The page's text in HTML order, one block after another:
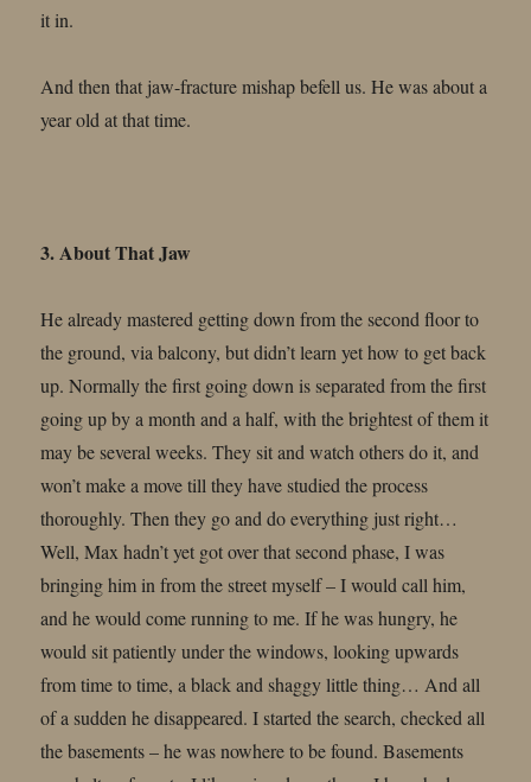
it in.
And then that jaw-fracture mishap befell us. He was about a
year old at that time.
3. About That Jaw
He already mastered getting down from the second floor to
the ground, via balcony, but didn’t learn yet how to get back
up. Normally the first going down is separated from the first
going up by a month and a half, with the brightest of them it
may be several weeks. They sit and watch others do it, and
won’t make a move till they have studied the process
thoroughly. Then they go and do everything just right…
Well, Max hadn’t yet got over that second phase, I was
bringing him in from the street myself – I would call him,
and he would come running to me. If he was hungry, he
would sit patiently under the windows, looking upwards
from time to time, a black and shaggy little thing… And all
of a sudden he disappeared. I started the search, checked all
the basements – he was nowhere to be found. Basements